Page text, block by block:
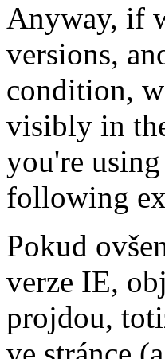
Anyway, if
versions,
condition,
visibly in
you're
following
Pokud
verze IE,
projdou,